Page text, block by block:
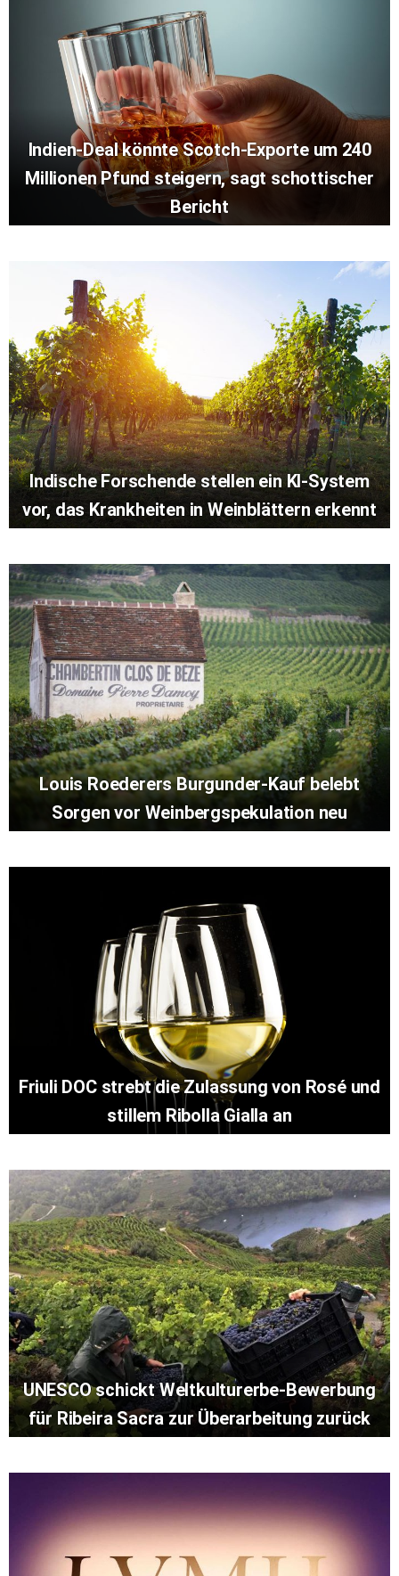
Indien-Deal könnte Scotch-Exporte um 240
Millionen Pfund steigern, sagt schottischer
Bericht
Indische Forschende stellen ein KI-System
vor, das Krankheiten in Weinblättern erkennt
Louis Roederers Burgunder-Kauf belebt
Sorgen vor Weinbergspekulation neu
Friuli DOC strebt die Zulassung von Rosé und
stillem Ribolla Gialla an
UNESCO schickt Weltkulturerbe-Bewerbung
für Ribeira Sacra zur Überarbeitung zurück